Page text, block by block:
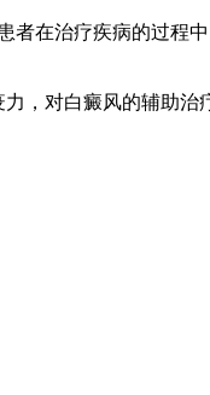
者在治疗疾病的过程
，对白癜风的辅助治